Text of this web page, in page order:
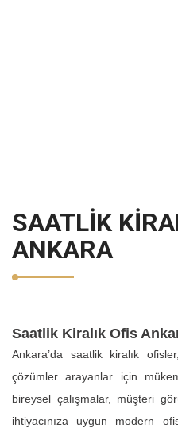
SAATLIK
ANKARA
Saatlik Kiralık Ofis
Ankara’da saatlik kiralık
çözümler arayanlar için
bireysel çalışmalar, müşteri
ihtiyacınıza uygun modern